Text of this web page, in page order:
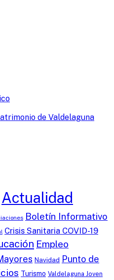
de Valdelaguna
Actualidad
Boletín Informativo
Crisis Sanitaria COVID-19
Empleo
Navidad Punto de
Turismo Valdelaguna Joven